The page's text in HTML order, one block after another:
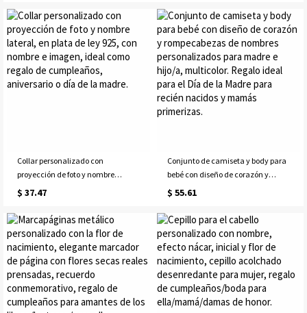
regalo de cumpleaños/Día de la
Madre para ella/mamá/abuela.
la madre para ella/mamá/abuela
Collar personalizado con
proyección de foto y nombre
lateral, en plata de ley 925, con
regalo de cumpleaños, aniversario
o día de la madre.
$ 37.47
Conjunto de camiseta y body para
bebé con diseño de corazón y
rompecabezas de nombres
hijo/a, multicolor. Regalo ideal
para el Día de la Madre para recién
nacidos y mamás primerizas.
$ 55.61